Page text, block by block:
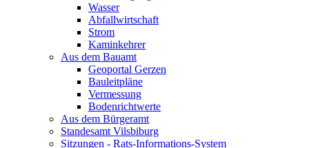
Wasser
Abfallwirtschaft
Strom
Kaminkehrer
Aus dem Bauamt
Geoportal Gerzen
Bauleitpläne
Vermessung
Bodenrichtwerte
Aus dem Bürgeramt
Standesamt Vilsbiburg
Sitzungen - Rats-Informations-System